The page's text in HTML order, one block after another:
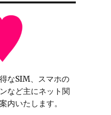
なSIM、スマホの
など主にネット関
内いたします。